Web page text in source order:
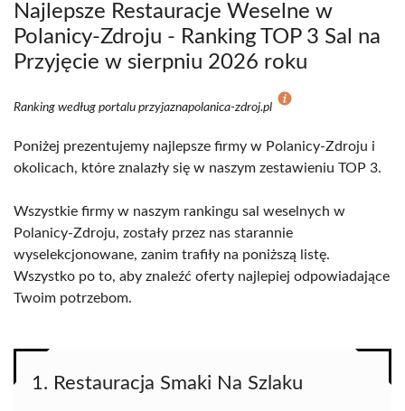
Najlepsze Restauracje Weselne w
Polanicy-Zdroju - Ranking TOP 3 Sal na
Przyjęcie w sierpniu 2026 roku
Ranking według portalu przyjaznapolanica-zdroj.pl
Poniżej prezentujemy najlepsze firmy w Polanicy-Zdroju i
okolicach, które znalazły się w naszym zestawieniu TOP 3.
Wszystkie firmy w naszym rankingu sal weselnych w
Polanicy-Zdroju, zostały przez nas starannie
wyselekcjonowane, zanim trafiły na poniższą listę.
Wszystko po to, aby znaleźć oferty najlepiej odpowiadające
Twoim potrzebom.
1. Restauracja Smaki Na Szlaku